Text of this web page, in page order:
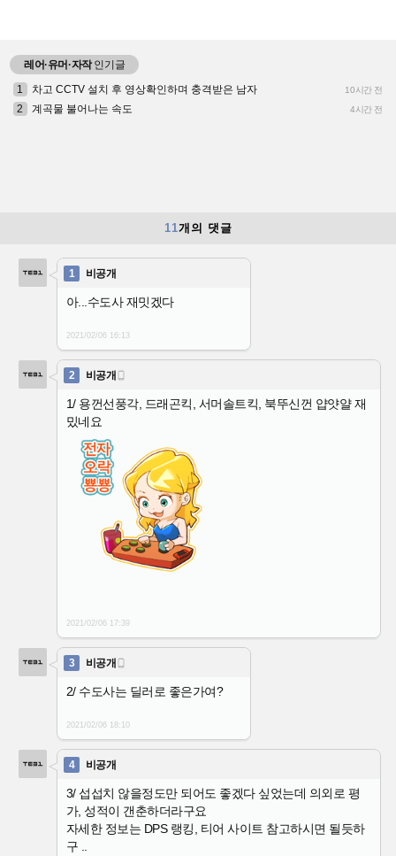
레어·유머·자작인기글
1
차고 CCTV 설치 후 영상확인하며 충격받은 남자 10시간 전
2 계곡물 불어나는 속도 4시간 전
11개의 댓글
1 비공개
아...수도사 재밋겠다
2021/02/0616:13
2 비공개 
1/ 용껀선풍각, 드래곤킥, 서머솔트킥, 북뚜신껀 얍얏얄 재
밌네요
2021/02/0617:39
3 비공개 
2/ 수도사는 딜러로 좋은가여?
2021/02/0618:10
4 비공개
3/ 섭섭치 않을정도만 되어도 좋겠다 싶었는데 의외로 평
가, 성적이 갠춘하더라구요
자세한 정보는 DPS 랭킹, 티어 사이트 참고하시면 될듯하
구 ..